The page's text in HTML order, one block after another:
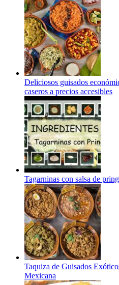
Deliciosos guisados
caseros a precios accesibles
Tagarninas con salsa de
Taquiza de Guisados
Mexicana